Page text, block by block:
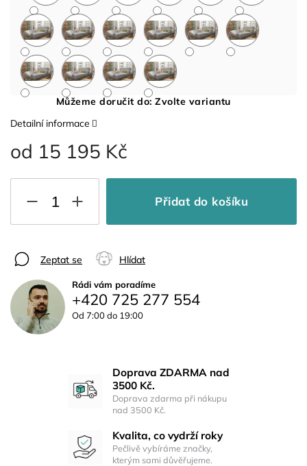
od 15 195 Kč
Můžeme doručit do: Zvolte variantu
Přidat do košíku
Detailní informace
Zeptat se Hlídat
Rádi vám poradíme
+420 725 277 554
Od 7:00 do 19:00
Doprava ZDARMA nad
3500 Kč.
Doprava zdarma při nákupu
nad 3500 Kč.
Kvalita, co vydrží roky
Pečlivě vybíráme značky,
kterým sami důvěřujeme.